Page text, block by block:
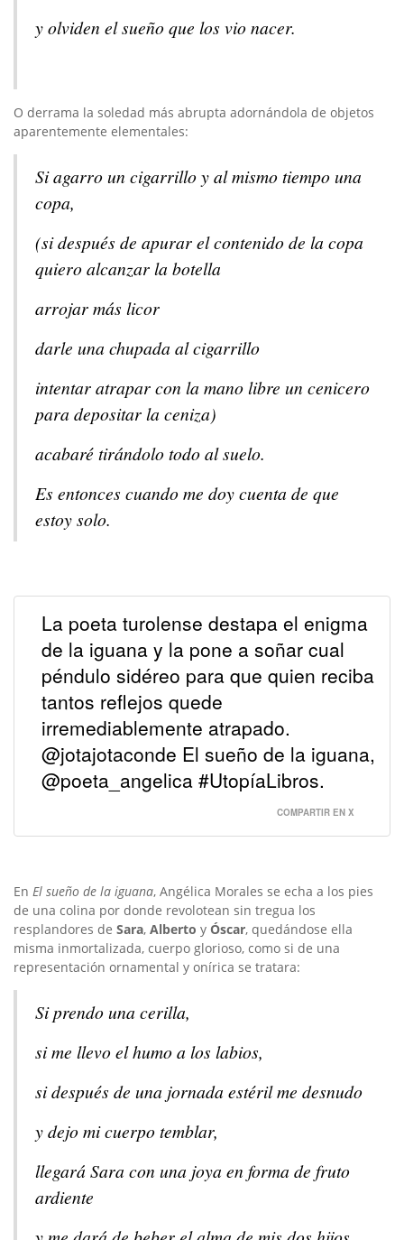
y olviden el sueño que los vio nacer.
O derrama la soledad más abrupta adornándola de objetos
aparentemente elementales:
Si agarro un cigarrillo y al mismo tiempo una
copa,
(si después de apurar el contenido de la copa
quiero alcanzar la botella
arrojar más licor
darle una chupada al cigarrillo
intentar atrapar con la mano libre un cenicero
para depositar la ceniza)
acabaré tirándolo todo al suelo.
Es entonces cuando me doy cuenta de que
estoy solo.
La poeta turolense destapa el enigma
de la iguana y la pone a soñar cual
péndulo sidéreo para que quien reciba
tantos reflejos quede
irremediablemente atrapado.
@jotajotaconde El sueño de la iguana,
@poeta_angelica #UtopíaLibros.
COMPARTIR EN X
En El sueño de la iguana, Angélica Morales se echa a los pies
de una colina por donde revolotean sin tregua los
resplandores de Sara, Alberto y Óscar, quedándose ella
misma inmortalizada, cuerpo glorioso, como si de una
representación ornamental y onírica se tratara:
Si prendo una cerilla,
si me llevo el humo a los labios,
si después de una jornada estéril me desnudo
y dejo mi cuerpo temblar,
llegará Sara con una joya en forma de fruto
ardiente